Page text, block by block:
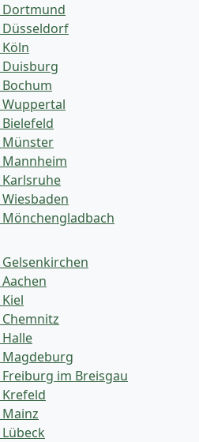
Dortmund
Münster
im Breisgau